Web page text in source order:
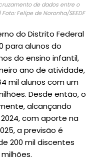
de dados entre o
Felipe de Noronha/SEEDF
do Distrito Federal
para alunos do
do ensino infantil,
ano de atividade,
mil alunos com um
Desde então, o
alcançando
com aporte na
a previsão é
200 mil discentes